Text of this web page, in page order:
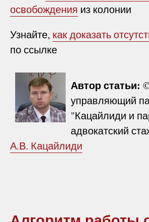
освобождения из колонии
Узнайте, как доказать
по ссылке
Автор статьи:
управляющий
"Кацайлиди и
адвокатский
А.В. Кацайлиди